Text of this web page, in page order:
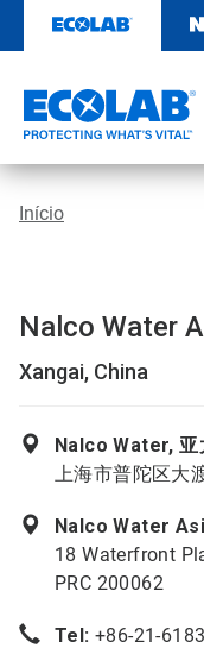
o
Início
Nalco Water
Xangai, China
Nalco Water, 亚
上海市普陀区大
Nalco Water
18 Waterfront
PRC 200062
Tel: +86-21-